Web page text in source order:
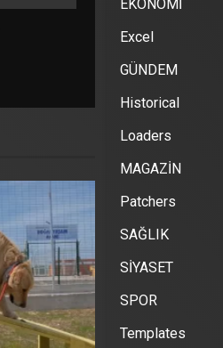
EKONOMİ
Excel
GÜNDEM
Historical
Loaders
MAGAZİN
Patchers
SAĞLIK
SİYASET
SPOR
Templates